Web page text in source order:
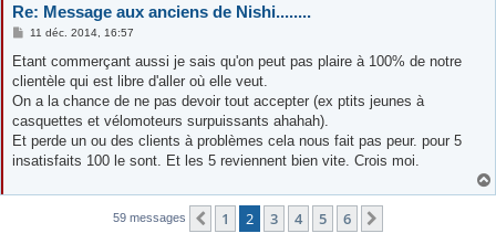
Re: Message aux anciens de Nishi........
M
s
a
g
11 déc. 2014, 16:57
Etant commerçant aussi je sais qu'on peut pas plaire à 100% de notre
clientèle qui est libre d'aller où elle veut.
On a la chance de ne pas devoir tout accepter (ex ptits jeunes à
casquettes et vélomoteurs surpuissants ahahah).
Et perde un ou des clients à problèmes cela nous fait pas peur. pour 5
insatisfaits 100 le sont. Et les 5 reviennent bien vite. Crois moi.
59 messages Précédente
1 2 3 4 5 6